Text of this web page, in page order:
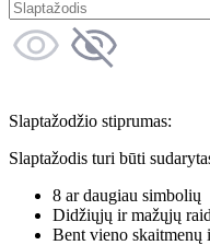
Slaptažodžio stiprumas:
Slaptažodis turi būti
8 ar daugiau simbolių
Didžiųjų ir mažųjų
Bent vieno